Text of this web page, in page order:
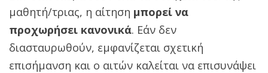
μαθητή/τριας, η αίτηση μπορεί να
προχωρήσει κανονικά. Εάν δεν
διασταυρωθούν, εμφανίζεται σχετική
επισήμανση και ο αιτών καλείται να επισυνάψει